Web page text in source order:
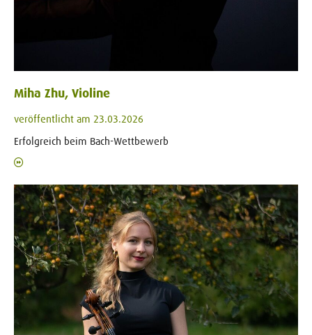
Miha Zhu, Violine
veröffentlicht am 23.03.2026
Erfolgreich beim Bach-Wettbewerb